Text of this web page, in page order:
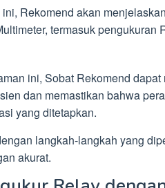
Rekomend akan
termasuk
ini, Sobat Rekomend
dan memastikan bahwa
yang ditetapkan.
langkah-langkah yang
akurat.